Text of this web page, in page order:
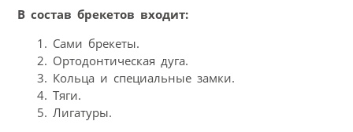
В состав брекетов входит:
Сами брекеты.
Ортодонтическая дуга.
Кольца и специальные замки.
Тяги.
Лигатуры.